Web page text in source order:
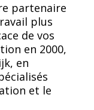
partenaire
plus
de vos
en 2000,
en
et le